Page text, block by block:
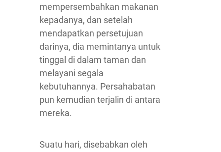
mempersembahkan makanan
kepadanya, dan setelah
mendapatkan persetujuan
darinya, dia memintanya untuk
tinggal di dalam taman dan
melayani segala
kebutuhannya. Persahabatan
pun kemudian terjalin di antara
mereka.
Suatu hari, disebabkan oleh